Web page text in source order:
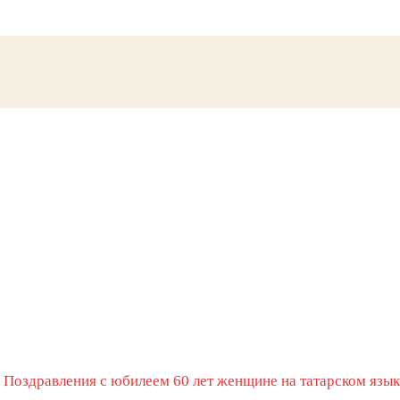
Поздравления с юбилеем 60 лет женщине на татарском